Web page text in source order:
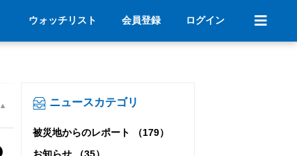
ウォッチリスト 会員登録 ログイン
ニュースカテゴリ
被災地からのレポート （179）
お知らせ （35）